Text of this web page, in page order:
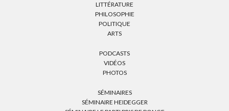
LITTÉRATURE
PHILOSOPHIE
POLITIQUE
ARTS
PODCASTS
VIDÉOS
PHOTOS
SÉMINAIRES
SÉMINAIRE HEIDEGGER